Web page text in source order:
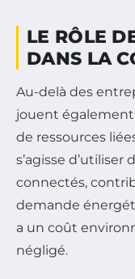
LE RÔLE
DANS LA
Au-delà des
jouent
de ressources
s’agisse
connectés,
demande
a un coût
négligé.